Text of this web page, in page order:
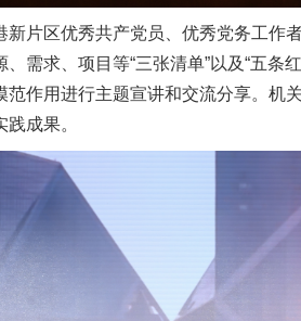
新片区优秀共产党员、优秀党务工作
需求、项目等“三张清单”以及“五条
范作用进行主题宣讲和交流分享。机
成果。